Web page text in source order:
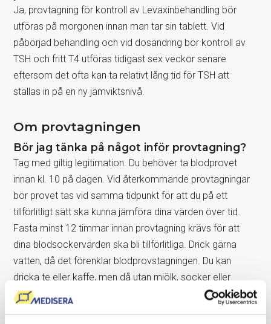
Ja, provtagning för kontroll av Levaxinbehandling bör
utföras på morgonen innan man tar sin tablett. Vid
påbörjad behandling och vid dosändring bör kontroll av
TSH och fritt T4 utföras tidigast sex veckor senare
eftersom det ofta kan ta relativt lång tid för TSH att
ställas in på en ny jämviktsnivå.
Om provtagningen
Bör jag tänka på något inför provtagning?
Tag med giltig legitimation. Du behöver ta blodprovet
innan kl. 10 på dagen. Vid återkommande provtagningar
bör provet tas vid samma tidpunkt för att du på ett
tillförlitligt sätt ska kunna jämföra dina värden över tid.
Fasta minst 12 timmar innan provtagning krävs för att
dina blodsockervärden ska bli tillförlitliga. Drick gärna
vatten, då det förenklar blodprovstagningen. Du kan
dricka te eller kaffe, men då utan mjölk, socker eller
sötningsmedel. Undvik fet mat och alkohol dagen före